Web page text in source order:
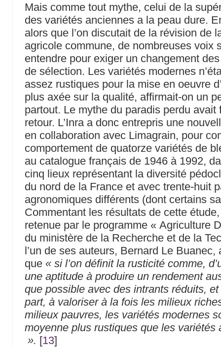
Mais comme tout mythe, celui de la
des variétés anciennes a la peau dure.
alors que l’on discutait de la révision de
agricole commune, de nombreuses voix
entendre pour exiger un changement
de sélection. Les variétés modernes
assez rustiques pour la mise en oeuvre
plus axée sur la qualité, affirmait-on un
partout. Le mythe du paradis perdu avait
retour. L’Inra a donc entrepris une
en collaboration avec Limagrain, pour
comportement de quatorze variétés de
au catalogue français de 1946 à 1992,
cinq lieux représentant la diversité
du nord de la France et avec trente-huit
agronomiques différents (dont certains
Commentant les résultats de cette étude,
retenue par le programme « Agriculture
du ministère de la Recherche et de la
l’un de ses auteurs, Bernard Le Buanec,
que « si l’on définit la rusticité comme,
une aptitude à produire un rendement
que possible avec des intrants réduits, et
part, à valoriser à la fois les milieux
milieux pauvres, les variétés modernes
moyenne plus rustiques que les variétés
». [13]